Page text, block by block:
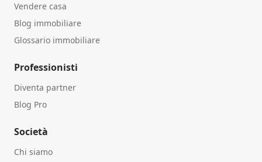
Vendere casa
Blog immobiliare
Glossario immobiliare
Professionisti
Diventa partner
Blog Pro
Società
Chi siamo